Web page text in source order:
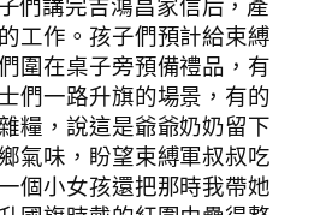
工作。孩子們預計給束縛
圍在桌子旁預備禮品，有
們一路升旗的場景，有的
糧，說這是爺爺奶奶留下
氣味，盼望束縛軍叔叔吃
個小女孩還把那時我帶她